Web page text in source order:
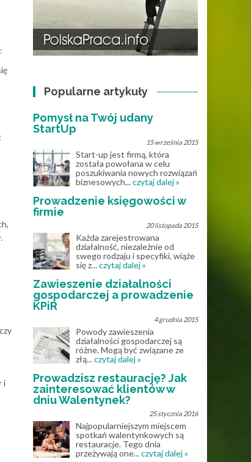
.
i
Popularne artykuły
Pomysł na Twój udany
StartUp
15 września 2015
Start-up jest firmą, która
została powołana w celu
poszukiwania nowych rozwiązań
biznesowych...czytaj dalej »
Prowadzenie księgowości w
firmie
20 listopada 2015
Każda zarejestrowana
działalność, niezależnie od
swego rodzaju i specyfiki, wiąże
się z...czytaj dalej »
Zawieszenie działalności
gospodarczej a prowadzenie
KPiR
4 grudnia 2015
Powody zawieszenia
działalności gospodarczej są
różne. Mogą być związane ze
złą...czytaj dalej »
Prowadzisz restaurację? Jak
zainteresować klientów w
dniu Walentynek?
25 stycznia 2016
Najpopularniejszym miejscem
spotkań walentynkowych są
restauracje. Tego dnia
przeżywają one...czytaj dalej »